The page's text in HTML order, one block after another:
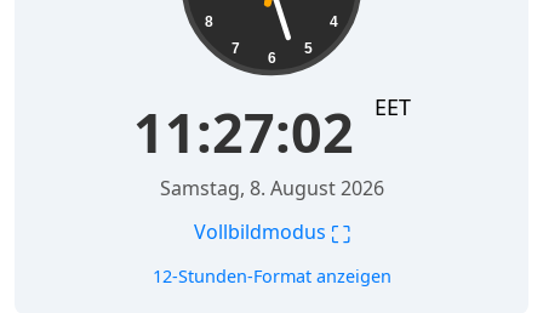
4
5
6
7
8
11:27:03 EET
Samstag, 8. August 2026
Vollbildmodus ⛶
12-Stunden-Format anzeigen